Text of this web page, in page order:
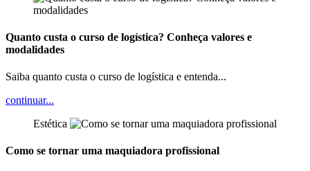
Quanto custa o curso de logística? Conheça valores e
modalidades
Saiba quanto custa o curso de logística e entenda...
continuar...
Estética
Como se tornar uma maquiadora profissional